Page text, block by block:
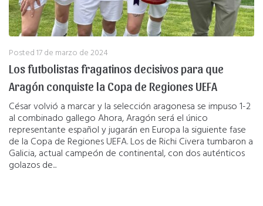
Posted17 de marzo de 2024
Los futbolistas fragatinos decisivos para que
Aragón conquiste la Copa de Regiones UEFA
César volvió a marcar y la selección aragonesa se impuso 1-2
al combinado gallego Ahora, Aragón será el único
representante español y jugarán en Europa la siguiente fase
de la Copa de Regiones UEFA. Los de Richi Civera tumbaron a
Galicia, actual campeón de continental, con dos auténticos
golazos de...